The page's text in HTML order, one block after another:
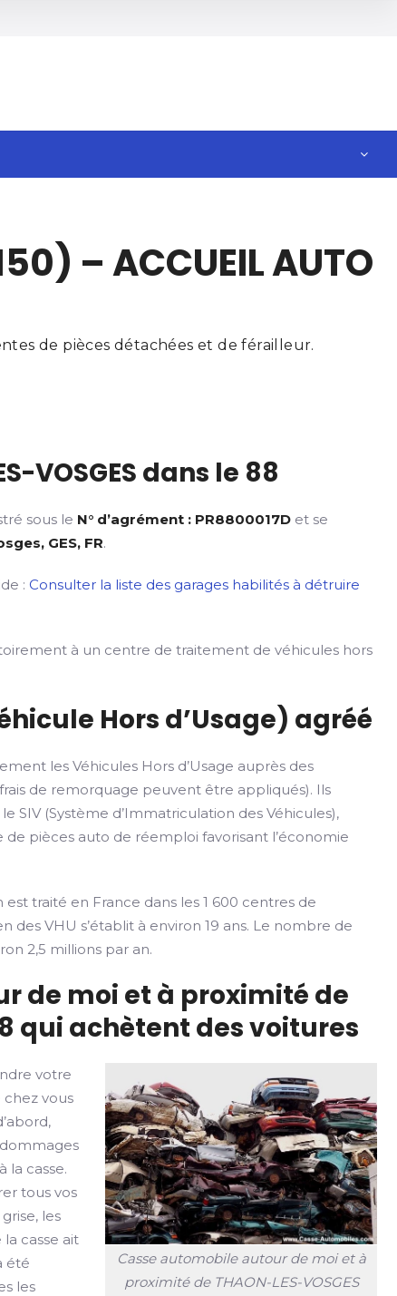
– ACCUEIL AUTO
de pièces détachées et de férailleur.
VOSGES dans le 88
sous le N° d’agrément : PR8800017D et se
GES, FR.
: Consulter la liste des garages habilités à détruire
à un centre de traitement de véhicules hors
Hors d’Usage) agréé
les Véhicules Hors d’Usage auprès des
de remorquage peuvent être appliqués). Ils
SIV (Système d’Immatriculation des Véhicules),
pièces auto de réemploi favorisant l’économie
est traité en France dans les 1 600 centres de
des VHU s’établit à environ 19 ans. Le nombre de
2,5 millions par an.
de moi et à proximité de
qui achètent des voitures
Casse automobile autour de moi et à
proximité de THAON-LES-VOSGES
votre
vous
la casse.
tous vos
les
casse ait
été
les